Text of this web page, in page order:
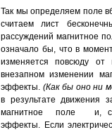
Так мы определяем поле
считаем лист
рассуждений магнитное
означало бы, что в
изменяется повсюду
внезапном изменении
эффекты. (Как бы оно ни
в результате
магнитное поле и,
эффекты. Если